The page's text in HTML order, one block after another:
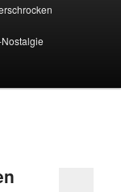
Nostalgie